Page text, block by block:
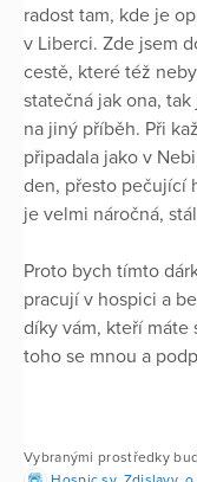
radost tam, kde je
v Liberci. Zde jsem
cestě, které též
statečná jak ona,
na jiný příběh. Při
připadala jako v
den, přesto pečující
je velmi náročná,
Proto bych tímto
pracují v hospici a
díky vám, kteří máte
toho se mnou a
Vybranými prostředky